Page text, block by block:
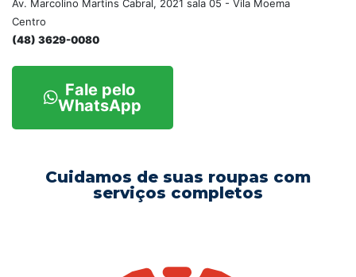
Av. Marcolino Martins Cabral, 2021 sala 05 - Vila Moema
Centro
(48) 3629-0080
Fale pelo
WhatsApp
Cuidamos de suas roupas com
serviços completos